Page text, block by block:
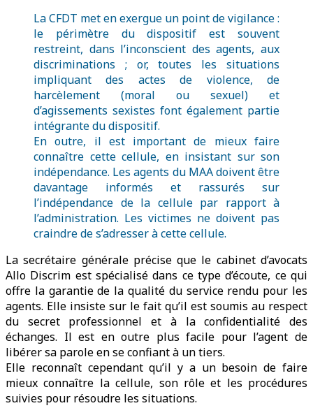
La CFDT met en exergue un point de vigilance :
le périmètre du dispositif est souvent
restreint, dans l’inconscient des agents, aux
discriminations ; or, toutes les situations
impliquant des actes de violence, de
harcèlement (moral ou sexuel) et
d’agissements sexistes font également partie
intégrante du dispositif.
En outre, il est important de mieux faire
connaître cette cellule, en insistant sur son
indépendance. Les agents du MAA doivent être
davantage informés et rassurés sur
l’indépendance de la cellule par rapport à
l’administration. Les victimes ne doivent pas
craindre de s’adresser à cette cellule.
La secrétaire générale précise que le cabinet d’avocats
Allo Discrim est spécialisé dans ce type d’écoute, ce qui
offre la garantie de la qualité du service rendu pour les
agents. Elle insiste sur le fait qu’il est soumis au respect
du secret professionnel et à la confidentialité des
échanges. Il est en outre plus facile pour l’agent de
libérer sa parole en se confiant à un tiers.
Elle reconnaît cependant qu’il y a un besoin de faire
mieux connaître la cellule, son rôle et les procédures
suivies pour résoudre les situations.